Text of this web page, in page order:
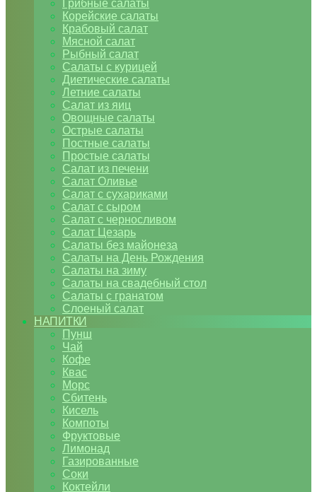
Грибные салаты
Корейские салаты
Крабовый салат
Мясной салат
Рыбный салат
Салаты с курицей
Диетические салаты
Летние салаты
Салат из яиц
Овощные салаты
Острые салаты
Постные салаты
Простые салаты
Салат из печени
Салат Оливье
Салат с сухариками
Салат с сыром
Салат с черносливом
Салат Цезарь
Салаты без майонеза
Салаты на День Рождения
Салаты на зиму
Салаты на свадебный стол
Салаты с гранатом
Слоеный салат
НАПИТКИ
Пунш
Чай
Кофе
Квас
Морс
Сбитень
Кисель
Компоты
Фруктовые
Лимонад
Газированные
Соки
Коктейли